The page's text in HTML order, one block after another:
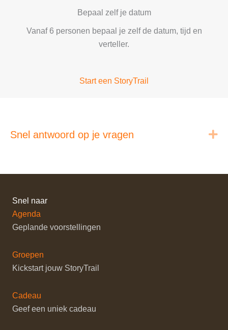
Bepaal zelf je datum
Vanaf 6 personen bepaal je zelf de datum, tijd en
verteller.
Start een StoryTrail
Snel antwoord op je vragen
Snel naar
Agenda
Geplande voorstellingen
Groepen
Kickstart jouw StoryTrail
Cadeau
Geef een uniek cadeau